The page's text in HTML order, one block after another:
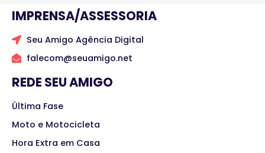
IMPRENSA/ASSESSORIA
Seu Amigo Agência Digital
falecom@seuamigo.net
REDE SEU AMIGO
Última Fase
Moto e Motocicleta
Hora Extra em Casa